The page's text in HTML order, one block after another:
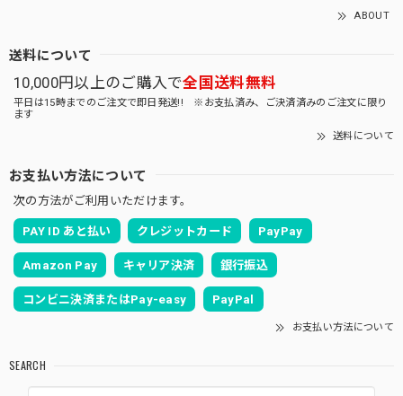
ABOUT
送料について
10,000円以上のご購入で全国送料無料
平日は15時までのご注文で即日発送!! ※お支払済み、ご決済済みのご注文に限り
ます
送料について
お支払い方法について
次の方法がご利用いただけます。
PAY ID あと払い クレジットカード PayPay
Amazon Pay キャリア決済 銀行振込
コンビニ決済またはPay-easy PayPal
お支払い方法について
SEARCH